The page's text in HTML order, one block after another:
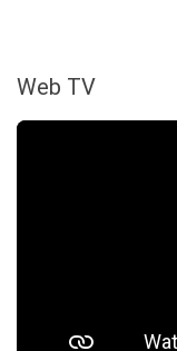
Web TV